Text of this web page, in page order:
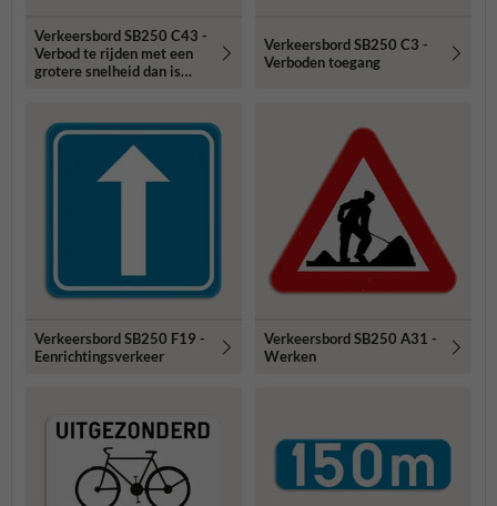
Verkeersbord SB250 C43 -
Verbod te rijden met een
grotere snelheid dan is
Verkeersbord SB250 C3 -
Verboden toegang
Verkeersbord SB250 F19 -
Eenrichtingsverkeer
Verkeersbord SB250 A31 -
Werken